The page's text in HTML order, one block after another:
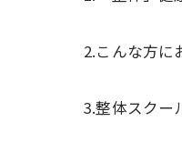
2.こんな方に
3.整体スクー